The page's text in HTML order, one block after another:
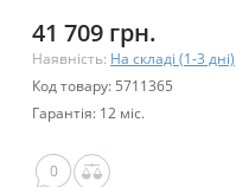
41 709 грн.
Наявність: На складі (1-3 дні)
Код товару: 5711365
Гарантія: 12 міс.
0